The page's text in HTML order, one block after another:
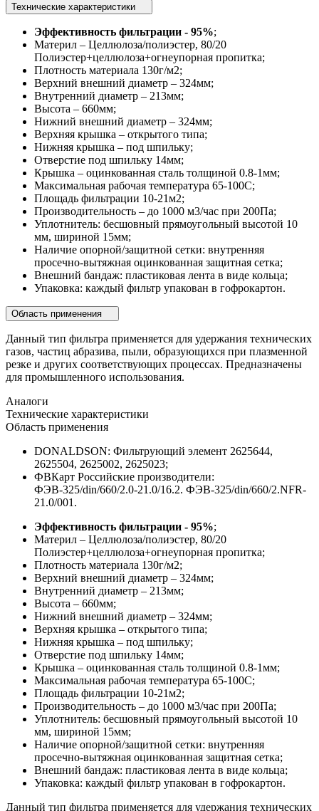
Технические характеристики
Эффективность фильтрации - 95%;
Материл – Целлюлоза/полиэстер, 80/20
Полиэстер+целлюлоза+огнеупорная пропитка;
Плотность материала 130г/м2;
Верхний внешний диаметр – 324мм;
Внутренний диаметр – 213мм;
Высота – 660мм;
Нижний внешний диаметр – 324мм;
Верхняя крышка – открытого типа;
Нижняя крышка – под шпильку;
Отверстие под шпильку 14мм;
Крышка – оцинкованная сталь толщиной 0.8-1мм;
Максимальная рабочая температура 65-100С;
Площадь фильтрации 10-21м2;
Производительность – до 1000 м3/час при 200Па;
Уплотнитель: бесшовный прямоугольный высотой 10
мм, шириной 15мм;
Наличие опорной/защитной сетки: внутренняя
просечно-вытяжная оцинкованная защитная сетка;
Внешний бандаж: пластиковая лента в виде кольца;
Упаковка: каждый фильтр упакован в гофрокартон.
Область применения
Данный тип фильтра применяется для удержания технических
газов, частиц абразива, пыли, образующихся при плазменной
резке и других соответствующих процессах. Предназначены
для промышленного использования.
Аналоги
Технические характеристики
Область применения
DONALDSON: Фильтрующий элемент 2625644,
2625504, 2625002, 2625023;
ФВКарт Российские производители:
ФЭВ-325/din/660/2.0-21.0/16.2. ФЭВ-325/din/660/2.NFR-
21.0/001.
Эффективность фильтрации - 95%;
Материл – Целлюлоза/полиэстер, 80/20
Полиэстер+целлюлоза+огнеупорная пропитка;
Плотность материала 130г/м2;
Верхний внешний диаметр – 324мм;
Внутренний диаметр – 213мм;
Высота – 660мм;
Нижний внешний диаметр – 324мм;
Верхняя крышка – открытого типа;
Нижняя крышка – под шпильку;
Отверстие под шпильку 14мм;
Крышка – оцинкованная сталь толщиной 0.8-1мм;
Максимальная рабочая температура 65-100С;
Площадь фильтрации 10-21м2;
Производительность – до 1000 м3/час при 200Па;
Уплотнитель: бесшовный прямоугольный высотой 10
мм, шириной 15мм;
Наличие опорной/защитной сетки: внутренняя
просечно-вытяжная оцинкованная защитная сетка;
Внешний бандаж: пластиковая лента в виде кольца;
Упаковка: каждый фильтр упакован в гофрокартон.
Данный тип фильтра применяется для удержания технических